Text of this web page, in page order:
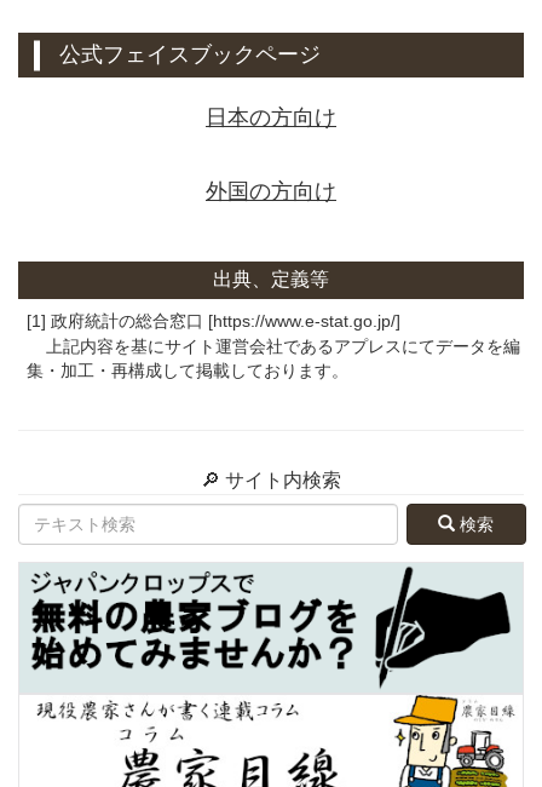
公式フェイスブックページ
日本の方向け
外国の方向け
出典、定義等
[1] 政府統計の総合窓口 [https://www.e-stat.go.jp/]
上記内容を基にサイト運営会社であるアプレスにてデータを編
集・加工・再構成して掲載しております。
🔎 サイト内検索
検索